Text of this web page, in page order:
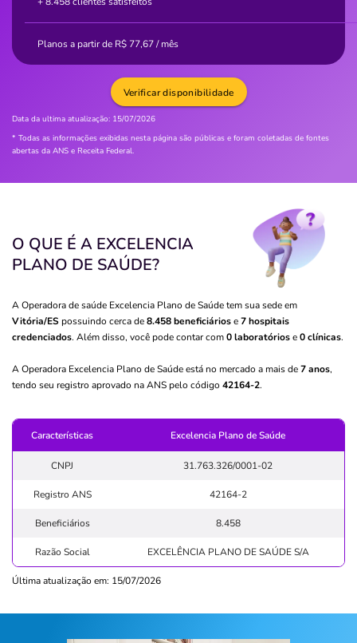
Planos a partir de R$ 77,67/ mês
Data da ultima atualização: 15/07/2026
* Todas as informações exibidas nesta página são públicas e foram coletadas de fontes
abertas da ANS e Receita Federal.
Verificar disponibilidade
O QUE É A EXCELENCIA
PLANO DE SAÚDE?
A Operadora de saúde Excelencia Plano de Saúde tem sua sede em
Vitória/ESpossuindo cerca de8.458 beneficiáriose7 hospitais
credenciados. Além disso, você pode contar com0 laboratóriose0 clínicas.
A Operadora Excelencia Plano de Saúde está no mercado a mais de7 anos,
tendo seu registro aprovado na ANS pelo código 42164-2.
Características Excelencia Plano de Saúde
CNPJ 31.763.326/0001-02
Registro ANS 42164-2
Beneficiários 8.458
Razão Social EXCELÊNCIA PLANO DE SAÚDE S/A
Última atualização em: 15/07/2026